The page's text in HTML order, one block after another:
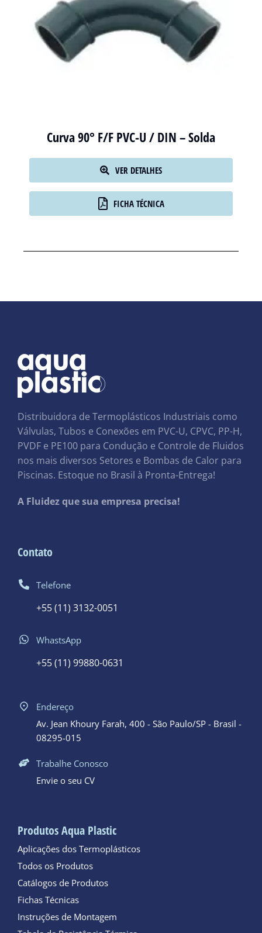
Curva 90° F/F PVC-U / DIN – Solda
VER DETALHES
FICHA TÉCNICA
Distribuidora de Termoplásticos Industriais como
Válvulas, Tubos e Conexões em PVC-U, CPVC, PP-H,
PVDF e PE100 para Condução e Controle de Fluidos
nos mais diversos Setores e Bombas de Calor para
Piscinas. Estoque no Brasil à Pronta-Entrega!
A Fluidez que sua empresa precisa!
Contato
Telefone
+55 (11) 3132-0051
WhastsApp
+55 (11) 99880-0631
Endereço
Av. Jean Khoury Farah, 400 - São Paulo/SP - Brasil -
08295-015
Trabalhe Conosco
Envie o seu CV
Produtos Aqua Plastic
Aplicações dos Termoplásticos
Todos os Produtos
Catálogos de Produtos
Fichas Técnicas
Instruções de Montagem